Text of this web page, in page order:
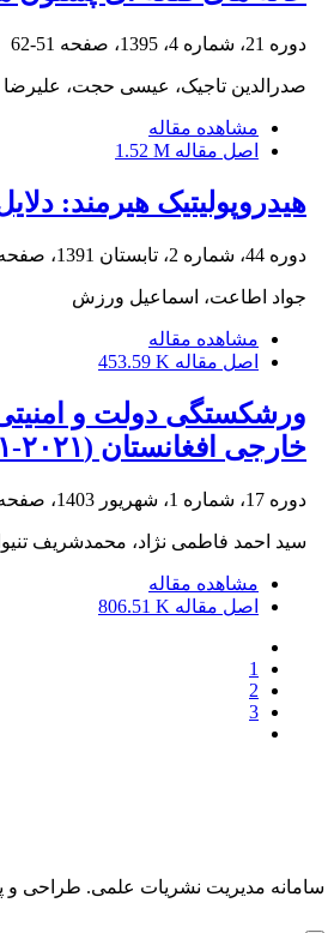
دوره 21، شماره 4، 1395، صفحه 51-62
صدرالدین تاجیک، عیسی حجت، علیرضا
مشاهده مقاله
اصل مقاله 1.52 M
هیدروپولیتیک هیرمند:
دوره 44، شماره 2، تابستان 1391، صفحه
جواد اطاعت، اسماعیل ورزش
مشاهده مقاله
اصل مقاله 453.59 K
ورشکستگی دولت و
خارجی افغانستان (۲۰۲۱-۲۰۰۱)
دوره 17، شماره 1، شهریور 1403، صفحه
سید احمد فاطمی نژاد، محمدشریف
مشاهده مقاله
اصل مقاله 806.51 K
1
2
3
سامانه مدیریت نشریات علمی. طراحی و